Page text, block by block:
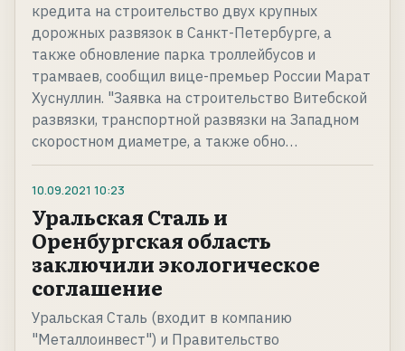
кредита на строительство двух крупных
дорожных развязок в Санкт-Петербурге, а
также обновление парка троллейбусов и
трамваев, сообщил вице-премьер России Марат
Хуснуллин. "Заявка на строительство Витебской
развязки, транспортной развязки на Западном
скоростном диаметре, а также обно…
10.09.2021 10:23
Уральская Сталь и
Оренбургская область
заключили экологическое
соглашение
Уральская Сталь (входит в компанию
"Металлоинвест") и Правительство